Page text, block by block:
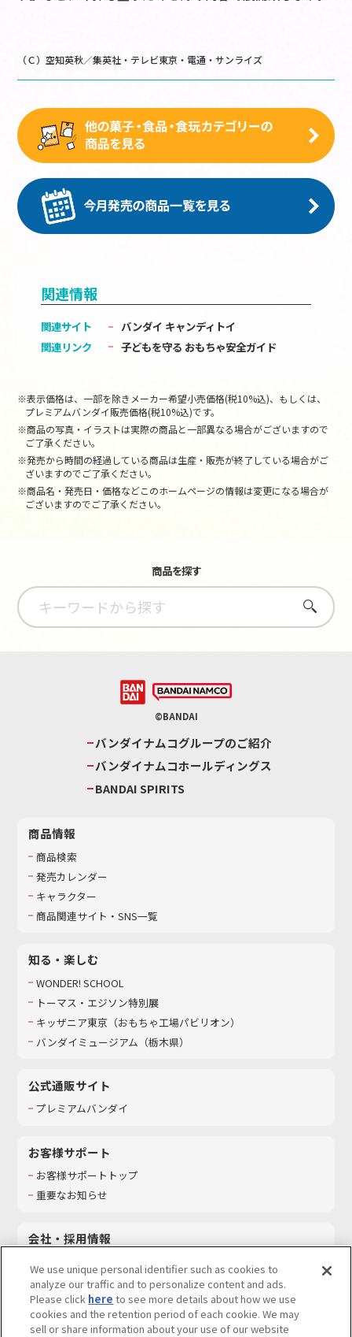
（Ｃ）空知英秋／集英社・テレビ東京・電通・サンライズ
関連情報
関連サイト
バンダイ キャンディトイ
関連リンク
子どもを守る おもちゃ安全ガイド
※表示価格は、一部を除きメーカー希望小売価格(税10%込)、もしくは、
プレミアムバンダイ販売価格(税10%込)です。
※商品の写真・イラストは実際の商品と一部異なる場合がございますので
ご了承ください。
※発売から時間の経過している商品は生産・販売が終了している場合がご
ざいますのでご了承ください。
※商品名・発売日・価格などこのホームページの情報は変更になる場合が
ございますのでご了承ください。
商品を探す
さがす
©BANDAI
バンダイナムコグループのご紹介
バンダイナムコホールディングス
BANDAI SPIRITS
商品情報
商品検索
発売カレンダー
キャラクター
商品関連サイト・SNS一覧
知る・楽しむ
WONDER! SCHOOL
トーマス・エジソン特別展
キッザニア東京（おもちゃ工場パビリオン）​
バンダイミュージアム（栃木県）
公式通販サイト
プレミアムバンダイ
お客様サポート
お客様サポートトップ
重要なお知らせ
会社・採用情報
採用情報
サステナビリティ
お問い合わせ
We use unique personal identifier such as cookies to
analyze our traffic and to personalize content and ads.
Please click here to see more details about how we use
cookies and the retention period of each cookie. We may
sell or share information about your use of our website